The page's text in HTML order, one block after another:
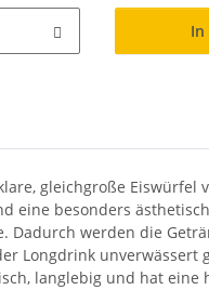
In
gleichgroße Eiswürfel
besonders
werden die
Longdrink unverwässert
langlebig und hat eine